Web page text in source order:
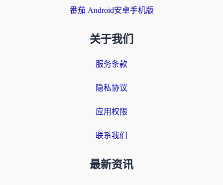
番茄 Android安卓手机版
关于我们
服务条款
隐私协议
应用权限
联系我们
最新资讯